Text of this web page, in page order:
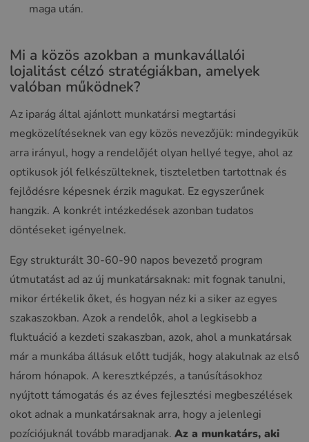
maga után.
Mi a közös azokban a munkavállalói
lojalitást célzó stratégiákban, amelyek
valóban működnek?
Az iparág által ajánlott munkatársi megtartási
megközelítéseknek van egy közös nevezőjük: mindegyikük
arra irányul, hogy a rendelőjét olyan hellyé tegye, ahol az
optikusok jól felkészülteknek, tiszteletben tartottnak és
fejlődésre képesnek érzik magukat. Ez egyszerűnek
hangzik. A konkrét intézkedések azonban tudatos
döntéseket igényelnek.
Egy strukturált 30-60-90 napos bevezető program
útmutatást ad az új munkatársaknak: mit fognak tanulni,
mikor értékelik őket, és hogyan néz ki a siker az egyes
szakaszokban. Azok a rendelők, ahol a legkisebb a
fluktuáció a kezdeti szakaszban, azok, ahol a munkatársak
már a munkába állásuk előtt tudják, hogy alakulnak az első
három hónapok. A keresztképzés, a tanúsításokhoz
nyújtott támogatás és az éves fejlesztési megbeszélések
okot adnak a munkatársaknak arra, hogy a jelenlegi
pozíciójuknál tovább maradjanak. Az a munkatárs, aki